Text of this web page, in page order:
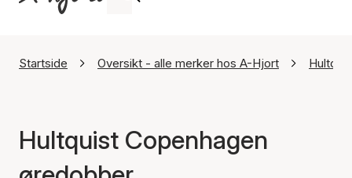
Startside Oversikt - alle merker hos A-Hjort
Hultquist Copenhagen